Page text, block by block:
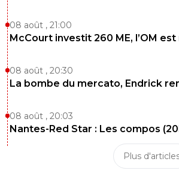
08 août , 21:00
McCourt investit 260 ME, l’OM
08 août , 20:30
La bombe du mercato, Endrick
08 août , 20:03
Nantes-Red Star : Les compos
Plus